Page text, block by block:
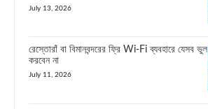
July 13, 2026
রেস্তোরাঁ বা বিমানবন্দরের ফ্রি Wi-Fi ব্যবহারে যেসব ভুল
করবেন না
July 11, 2026